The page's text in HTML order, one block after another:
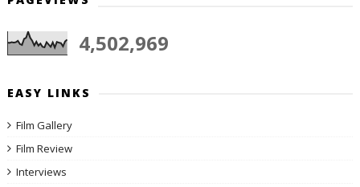
4,502,969
EASY LINKS
Film Gallery
Film Review
Interviews